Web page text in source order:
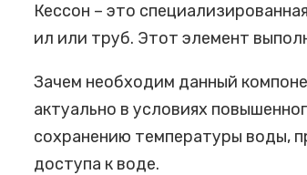
Кессон – это
ил или труб. Этот элемент
Зачем необходим данный
актуально в условиях
сохранению температуры воды,
доступа к воде.